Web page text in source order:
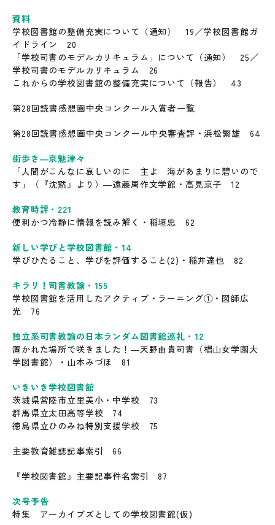
資料
学校図書館の整備充実について（通知） 19／学校図書館ガ
イドライン 20
「学校司書のモデルカリキュラム」について（通知） 25／
学校司書のモデルカリキュラム 26
これからの学校図書館の整備充実について（報告） 43
第28回読書感想画中央コンクール入賞者一覧
第28回読書感想画中央コンクール中央審査評・浜松繁雄 64
街歩き―京魅津々
「人間がこんなに哀しいのに 主よ 海があまりに碧いので
す」（『沈黙』より）―遠藤周作文学館・高見京子 12
教育時評・221
便利かつ冷静に情報を読み解く・稲垣忠 62
新しい学びと学校図書館・14
学びひたること、学びを評価すること(2)・稲井達也 82
キラリ！司書教諭・155
学校図書館を活用したアクティブ・ラーニング①・図師広
光 76
独立系司書教諭の日本ランダム図書館巡礼・12
置かれた場所で咲きました！―天野由貴司書（椙山女学園大
学図書館）・山本みづほ 81
いきいき学校図書館
茨城県常陸市立里美小・中学校 73
群馬県立太田高等学校 74
徳島県立ひのみね特別支援学校 75
主要教育雑誌記事索引 66
『学校図書館』主要記事件名索引 87
次号予告
特集 アーカイブズとしての学校図書館(仮)